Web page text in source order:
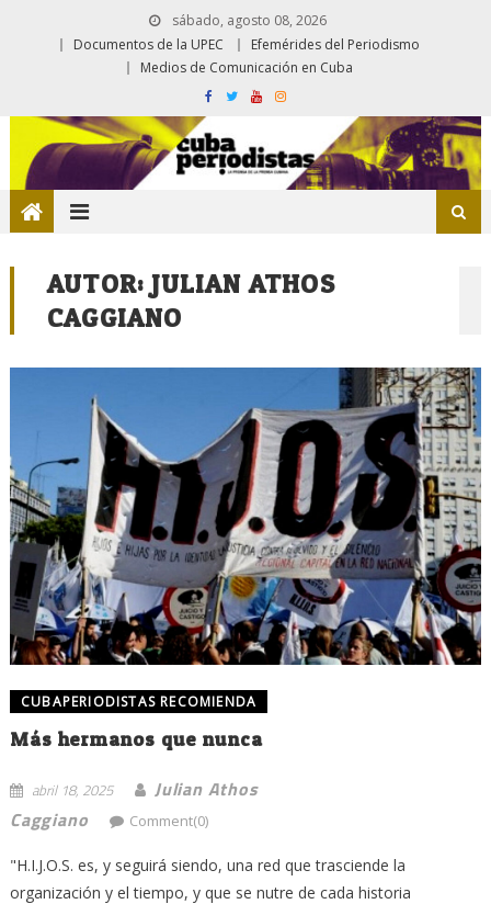
sábado, agosto 08, 2026
Documentos de la UPEC
Efemérides del Periodismo
Medios de Comunicación en Cuba
AUTOR:JULIAN ATHOS
CAGGIANO
CUBAPERIODISTAS RECOMIENDA
Más hermanos que nunca
abril 18, 2025
Julian Athos
Caggiano
Comment(0)
"H.I.J.O.S. es, y seguirá siendo, una red que trasciende la
organización y el tiempo, y que se nutre de cada historia